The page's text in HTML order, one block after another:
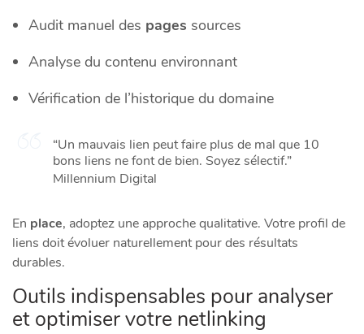
Audit manuel des pages sources
Analyse du contenu environnant
Vérification de l’historique du domaine
“Un mauvais lien peut faire plus de mal que 10
bons liens ne font de bien. Soyez sélectif.”
Millennium Digital
En place, adoptez une approche qualitative. Votre profil de
liens doit évoluer naturellement pour des résultats
durables.
Outils indispensables pour analyser
et optimiser votre netlinking